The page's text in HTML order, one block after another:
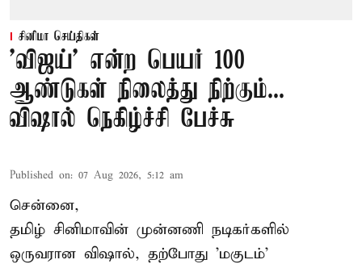
சினிமா செய்திகள்
'விஜய்' என்ற பெயர் 100
ஆண்டுகள் நிலைத்து நிற்கும்...
விஷால் நெகிழ்ச்சி பேச்சு
Published on: 07 Aug 2026, 5:12 am
சென்னை,
தமிழ் சினிமாவின் முன்னணி நடிகர்களில்
ஒருவரான விஷால், தற்போது 'மகுடம்'